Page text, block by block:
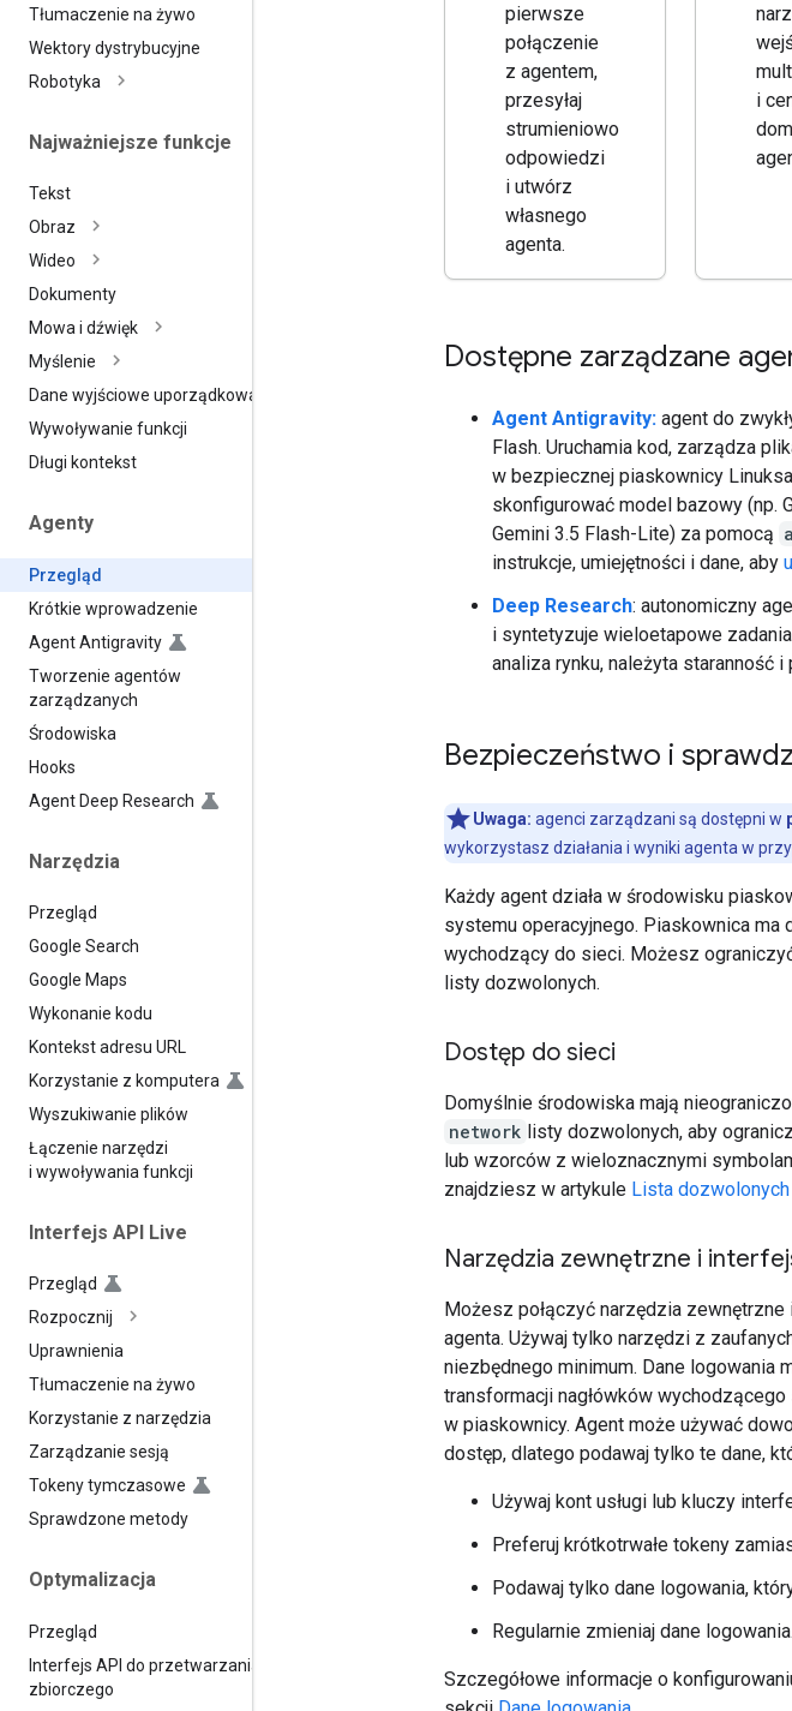
Tłumaczenie na żywo
Wektory dystrybucyjne
Robotyka
Najważniejsze funkcje
Tekst
Obraz
Wideo
Dokumenty
Mowa i dźwięk
Myślenie
Dane wyjściowe uporządkowane
Wywoływanie funkcji
Długi kontekst
Agenty
Przegląd
Krótkie wprowadzenie
Agent Antigravity
Tworzenie agentów
zarządzanych
Środowiska
Hooks
Agent Deep Research
Narzędzia
Przegląd
Google Search
Google Maps
Wykonanie kodu
Kontekst adresu URL
Korzystanie z komputera
Wyszukiwanie plików
Łączenie narzędzi
i wywoływania funkcji
Interfejs API Live
Przegląd
Rozpocznij
Uprawnienia
Tłumaczenie na żywo
Korzystanie z narzędzia
Zarządzanie sesją
Tokeny tymczasowe
Sprawdzone metody
Optymalizacja
Przegląd
Interfejs API do przetwarzania
zbiorczego
pierwsze
połączenie
z agentem,
przesyłaj
strumieniowo
odpowiedzi
i utwórz
własnego
agenta.
i
Dostępne zarządzane
Agent Antigravity: agent do
Flash. Uruchamia kod, zarządza
w bezpiecznej piaskownicy
skonfigurować model bazowy (np.
Gemini 3.5 Flash-Lite) za pomocą
instrukcje, umiejętności i dane, aby
Deep Research: autonomiczny
i syntetyzuje wieloetapowe
analiza rynku, należyta staranność
Bezpieczeństwo i
Uwaga: agenci zarządzani są dostępni w
wykorzystasz działania i wyniki agenta w
Każdy agent działa w środowisku
systemu operacyjnego. Piaskownica ma
wychodzący do sieci. Możesz
listy dozwolonych.
Dostęp do sieci
Domyślnie środowiska mają
network listy dozwolonych, aby
lub wzorców z wieloznacznymi
znajdziesz w artykule Lista
Narzędzia zewnętrzne i
Możesz połączyć narzędzia
agenta. Używaj tylko narzędzi z
niezbędnego minimum. Dane
transformacji nagłówków
w piaskownicy. Agent może używać
dostęp, dlatego podawaj tylko te dane,
Używaj kont usługi lub kluczy
Preferuj krótkotrwałe tokeny
Podawaj tylko dane logowania,
Regularnie zmieniaj dane logowania.
Szczegółowe informacje o